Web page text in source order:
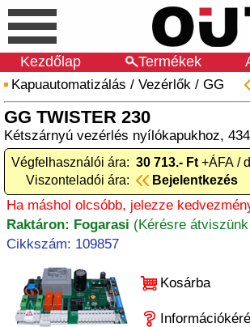
Kezdőlap Termékek
Kapuautomatizálás / Vezérlők / GG
GG TWISTER 230
Kétszárnyú vezérlés nyílókapukhoz,
Végfelhasználói ára: 30 713.- Ft +ÁFA /
Viszonteladói ára:
Bejelentkezés
Ha máshol olcsóbb, jelezze
Raktáron: Fogarasi (Kérésre
Cikkszám: 109857
Kosárba